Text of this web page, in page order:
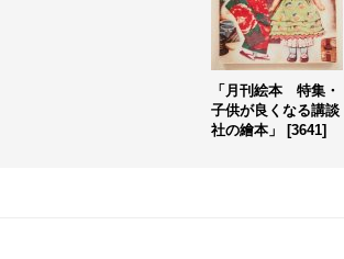
「月刊絵本 特集・
子供が良くなる講談
社の繪本」
[3641]